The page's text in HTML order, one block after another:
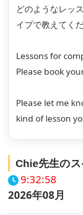
どのようなレッ
イプで教えてく
Lessons for
Please book
Please let me
kind of lesson
Chie先生の
9:32:59
2026年08月